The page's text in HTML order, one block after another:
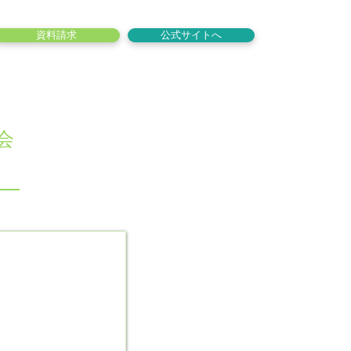
資料請求 公式サイトへ